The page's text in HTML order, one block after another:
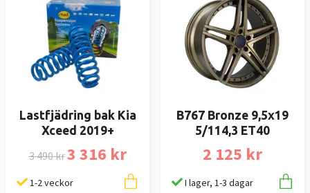
Lastfjädring bak Kia
Xceed 2019+
3 490 kr3 316 kr
1-2 veckor
B767 Bronze 9,5x19
5/114,3 ET40
2 125 kr
I lager, 1-3 dagar